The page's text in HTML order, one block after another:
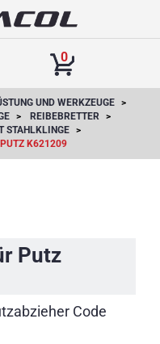
0
UND WERKZEUGE
REIBEBRETTER
STAHLKLINGE
K621209
Putz
Code